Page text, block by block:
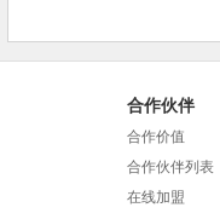
合作伙伴
合作价值
合作伙伴列表
在线加盟